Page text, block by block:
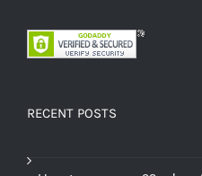
RECENT POSTS